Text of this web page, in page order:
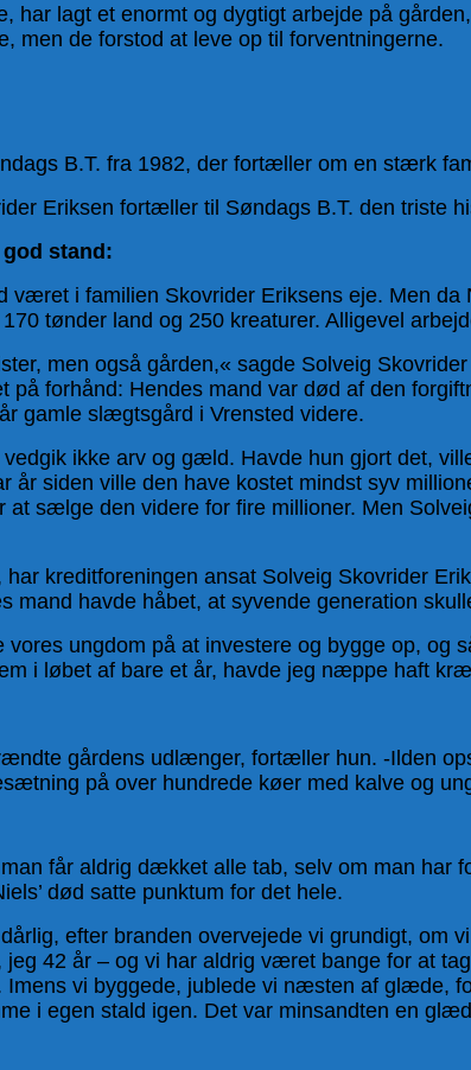
har lagt et enormt og dygtigt arbejde på
men de forstod at leve op til forventningerne.
B.T. fra 1982, der fortæller om en stærk
Eriksen fortæller til Søndags B.T. den triste
stand:
været i familien Skovrider Eriksens eje. Men
tønder land og 250 kreaturer. Alligevel
men også gården,« sagde Solveig
på forhånd: Hendes mand var død af den
gamle slægtsgård i Vrensted videre.
ikke arv og gæld. Havde hun gjort det,
år siden ville den have kostet mindst syv
at sælge den videre for fire millioner. Men
har kreditforeningen ansat Solveig Skovrider
mand havde håbet, at syvende generation
vores ungdom på at investere og bygge op,
i løbet af bare et år, havde jeg næppe haft
gårdens udlænger, fortæller hun. -Ilden
på over hundrede køer med kalve og
får aldrig dækket alle tab, selv om man
død satte punktum for det hele.
efter branden overvejede vi grundigt, om
42 år – og vi har aldrig været bange for at
Imens vi byggede, jublede vi næsten af glæde,
i egen stald igen. Det var minsandten en